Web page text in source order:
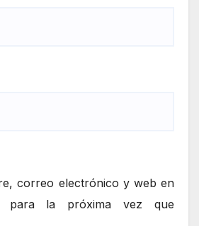
correo electrónico y web en
para la próxima vez que